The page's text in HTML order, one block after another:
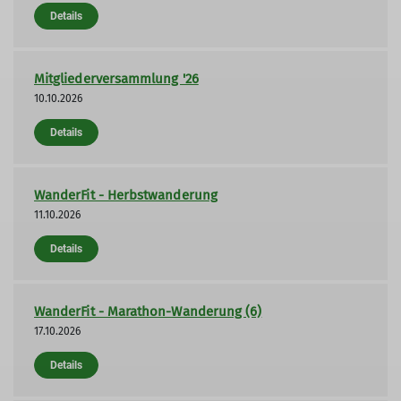
Details
Mitgliederversammlung '26
10.10.2026
Details
WanderFit - Herbstwanderung
11.10.2026
Details
WanderFit - Marathon-Wanderung (6)
17.10.2026
Details